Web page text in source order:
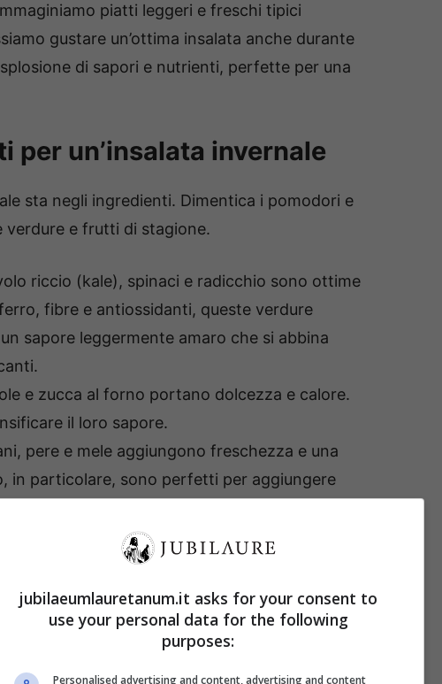
piatti leggeri e freschi tipici
gustare un’ottima insalata anche durante
di sapori e nutrienti, perfette per una
un’insalata invernale
sta negli ingredienti. Dimentica i pomodori e
verdure e frutti di stagione.
riccio (kale), spinaci e radicchio sono ottime
fibre e antiossidanti, queste verdure
sapore leggermente amaro che si abbina
e zucca al forno portano dolcezza e calore.
il loro sapore.
pere e mele aggiungono freschezza e una
in particolare, sono perfetti per aggiungere
semi di zucca o girasole sono ottimi per
e il formaggio di capra o feta
e cremosità. Per una fonte proteica extra,
o tofu marinato.
jubilaeumlauretanum.it asks for your consent to
use your personal data for the following
purposes:
Personalised advertising and content, advertising and content